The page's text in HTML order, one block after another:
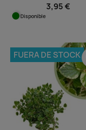
3,95 €
Disponible
FUERA DE STOCK